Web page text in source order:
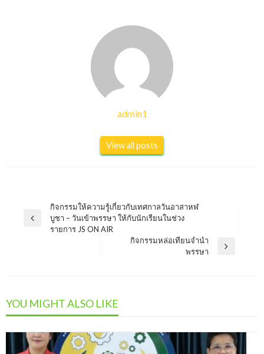
admin1
View all posts
แนะแนว
เรื่อง
Previous
กิจกรรมให้ความรู้เกี่ยวกับเทศกาลวันอาสาหฬ
บูชา – วันเข้าพรรษา ให้กับนักเรียนในช่วง
รายการ JS ON AIR
กิจกรรมหล่อเทียนจำนำ
พรรษา
YOU MIGHT ALSO LIKE